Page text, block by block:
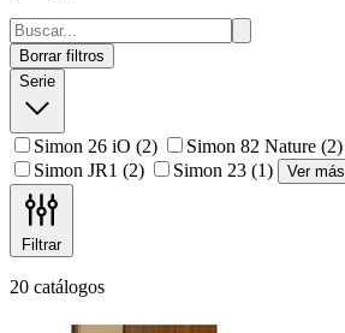
Borrar filtros
Serie
Simon 26 iO (2) Simon 82 Nature (2)
Simon JR1 (2) Simon 23 (1) Ver más
Filtrar
20 catálogos